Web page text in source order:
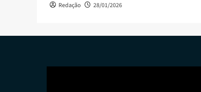
Redação 28/01/2026